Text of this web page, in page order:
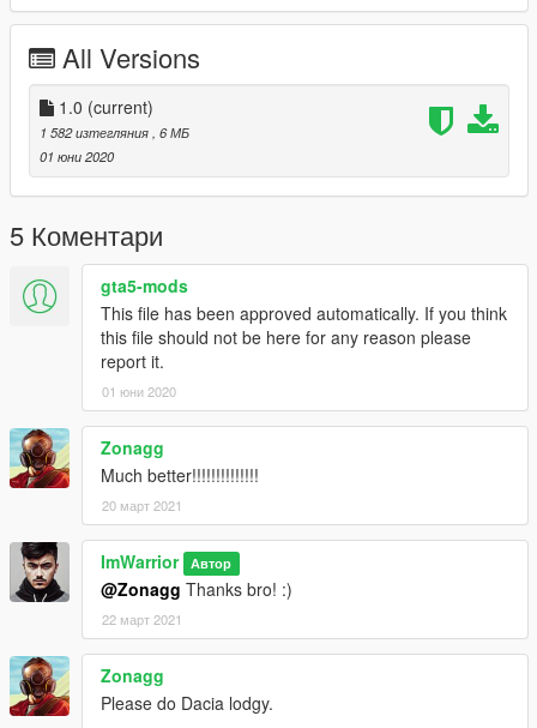
All Versions
1.0 (current)
1 582 изтегляния , 6 МБ
01 юни 2020
5 Коментари
gta5-mods
This file has been approved automatically. If you think
this file should not be here for any reason please
report it.
01 юни 2020
Zonagg
Much better!!!!!!!!!!!!!!
20 март 2021
ImWarrior Автор
@Zonagg Thanks bro! :)
22 март 2021
Zonagg
Please do Dacia lodgy.